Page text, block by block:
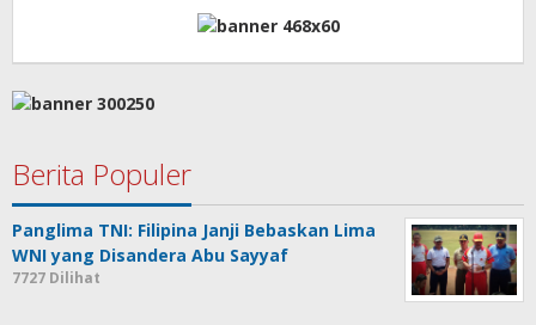
Berita Populer
Panglima TNI: Filipina Janji Bebaskan Lima
WNI yang Disandera Abu Sayyaf
7727 Dilihat